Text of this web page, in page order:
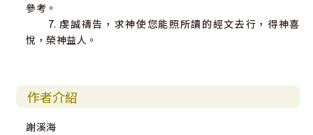
參考。
7. 虔誠禱告，求神使您能照所讀的經文去行，得神喜
悅，榮神益人。
作者介紹
謝溪海